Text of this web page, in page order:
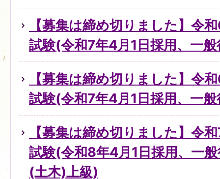
【募集は締め切りました】令
試験(令和7年4月1日採用、一
【募集は締め切りました】令
試験(令和7年4月1日採用、一
【募集は締め切りました】令
試験(令和8年4月1日採用、一
(土木)上級)